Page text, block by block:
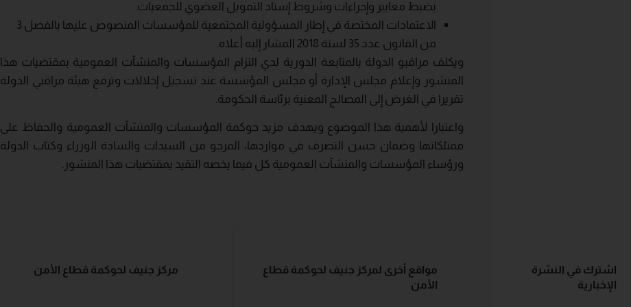
بضبط معايير وإجراءات وشروط إستاد التمويل العضوي للجمعيات.
الاعتمادات المختصة في إطار المسؤولية المجتمعية للمؤسسات المنصوص عليها بالفصل 3
من القانون عدد 35 لسنة 2018 المشار إليه أعلاه.
ويكلف مراقبو الدولة بالمتابعة الدورية لدي التزام المؤسسات والمنشآت العمومية بمقتضيات هذا
المنشور وإعلام مجلس الإدارة أو مجلس المؤسسة عند تسجيل إخلالات وترفع هيئة مراقبي الدولة
تقريرا في الغرض إلى المصالح المعنية برئاسة الحكومة.
واعتبارا لأهمية هذا الموضوع ويهدف مزيد حوكمة المؤسسات والمنشآت العمومية والحفاظ على
ممتلكاتها وضمان حسن التصرف في مواردها، المرجو من السيدات والسادة الوزراء وكتاب الدولة
ورؤساء المؤسسات والمنشآت العمومية كل فيما يخصه التقيد يمقتضيات هذا المنشور.
اشترك في النشرة
الإخبارية
مواقع أخرى لمركز جنيف لحوكمة قطاع
الأمن
مركز جنيف لحوكمة قطاع الأمن